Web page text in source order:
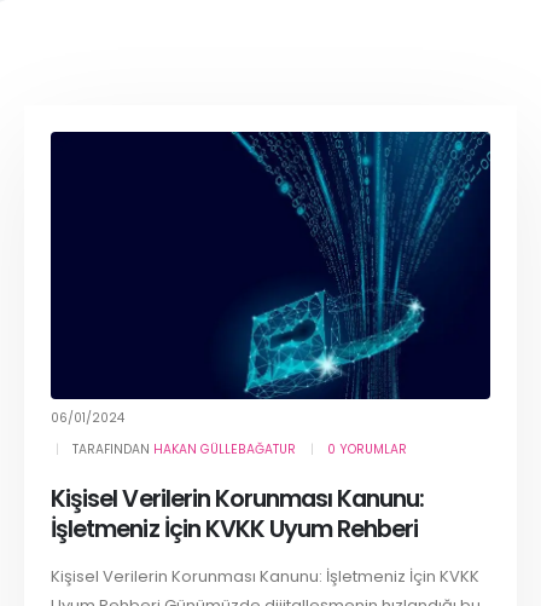
06/01/2024
TARAFINDAN HAKAN GÜLLEBAĞATUR 0 YORUMLAR
Kişisel Verilerin Korunması Kanunu:
İşletmeniz İçin KVKK Uyum Rehberi
Kişisel Verilerin Korunması Kanunu: İşletmeniz İçin KVKK